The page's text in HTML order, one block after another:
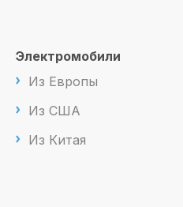
Электромобили
Из Европы
Из США
Из Китая